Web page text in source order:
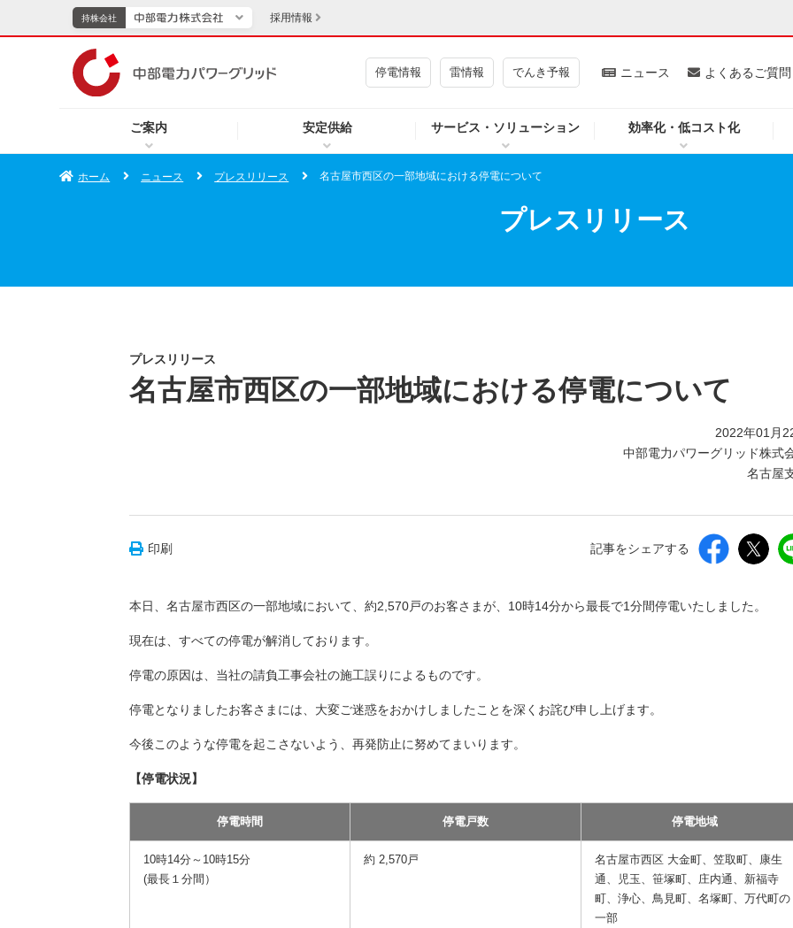
ご案内 安定供給 サービス・ソリューション 効率化・低コスト化
停電情報 雷情報 でんき予報 ニュース よくあるご質
持株会社
持株会社
TOPページへ エネルギー・原子力 CSR・環境・社会貢献
企業情報
採用情報
ホーム ニュース プレスリリース 名古屋市西区の一部地域における停電について
プレスリリース
プレスリリース
名古屋市西区の一部地域における停電について
2022年01月
中部電力パワーグリッド株式
名古屋
印刷 記事をシェアする
本日、名古屋市西区の一部地域において、約2,570戸のお客さまが、10時14分から最長で1分間停電いたしました。
現在は、すべての停電が解消しております。
停電の原因は、当社の請負工事会社の施工誤りによるものです。
停電となりましたお客さまには、大変ご迷惑をおかけしましたことを深くお詫び申し上げます。
今後このような停電を起こさないよう、再発防止に努めてまいります。
【停電状況】
停電時間 停電戸数 停電地域
10時14分～10時15分
(最長１分間）
約 2,570戸
名古屋市西区 大金町、笠取町、康生
通、児玉、笹塚町、庄内通、新福寺
町、浄心、鳥見町、名塚町、万代町の
一部